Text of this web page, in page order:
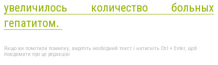
увеличилось количество больных
гепатитом.
Якщо ви помітили помилку, виділіть необхідний текст і натисніть Ctrl + Enter, щоб
повідомити про це редакцію